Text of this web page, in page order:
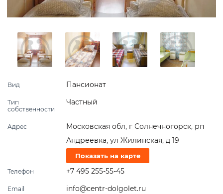
Вид Пансионат
Тип
собственности
Частный
Адрес
Московская обл, г Солнечногорск, рп
Андреевка, ул Жилинская, д 19
Показать на карте
Телефон +7 495 255-55-45
Email info@centr-dolgolet.ru